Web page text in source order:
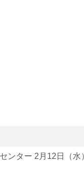
ンター 2月12日（水